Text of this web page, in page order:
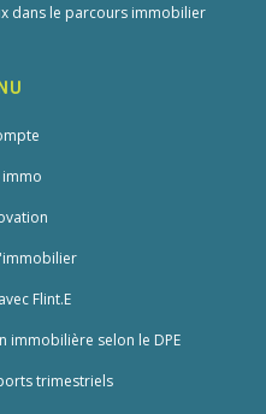
dans le parcours immobilier
immo
Flint.E
immobilière selon le DPE
trimestriels